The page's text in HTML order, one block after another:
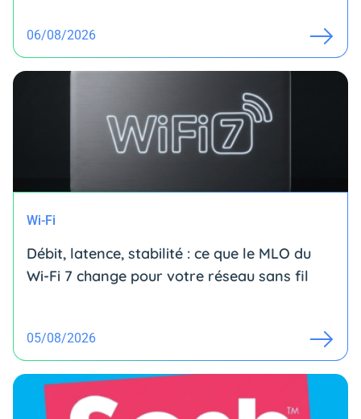
06/08/2026
Wi-Fi
Débit, latence, stabilité : ce que le MLO du
Wi-Fi 7 change pour votre réseau sans fil
05/08/2026